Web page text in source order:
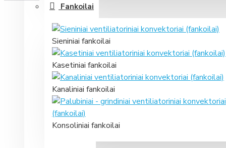
Fankoilai
Sieniniai fankoilai
Kasetiniai fankoilai
Kanaliniai fankoilai
Konsoliniai fankoilai